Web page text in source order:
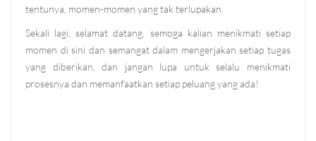
tentunya, momen-momen yang tak terlupakan.
Sekali lagi, selamat datang, semoga kalian menikmati setiap
momen di sini dan semangat dalam mengerjakan setiap tugas
yang diberikan, dan jangan lupa untuk selalu menikmati
prosesnya dan memanfaatkan setiap peluang yang ada!